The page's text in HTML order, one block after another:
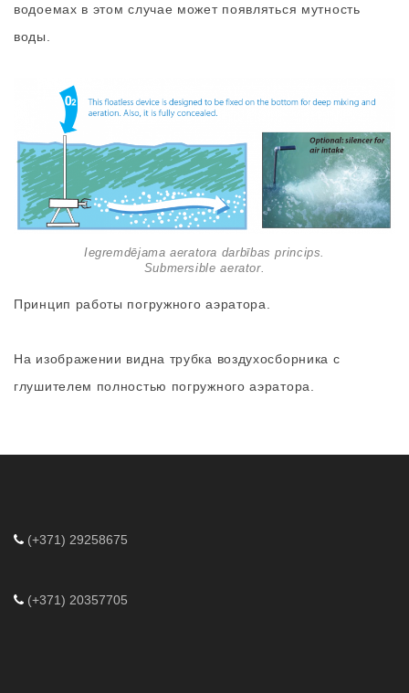
водоемах в этом случае может появляться мутность
воды.
Iegremdējama aeratora darbības princips.
Submersible aerator.
Принцип работы погружного аэратора.
На изображении видна трубка воздухосборника с
глушителем полностью погружного аэратора.
(+371) 29258675
(+371) 20357705